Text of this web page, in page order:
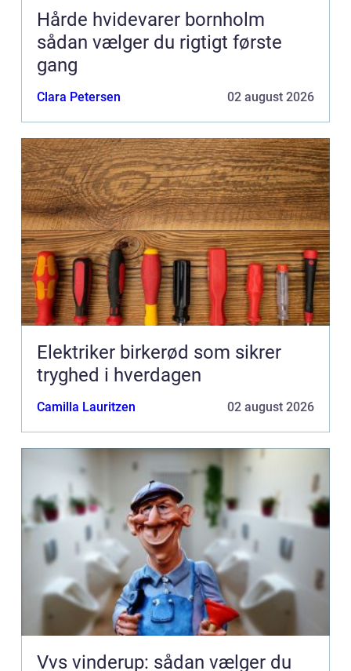
Hårde hvidevarer bornholm
sådan vælger du rigtigt første
gang
Clara Petersen 02 august 2026
Elektriker birkerød som sikrer
tryghed i hverdagen
Camilla Lauritzen 02 august 2026
Vvs vinderup: sådan vælger du